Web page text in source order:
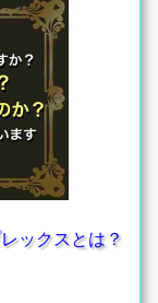
ックスとは？